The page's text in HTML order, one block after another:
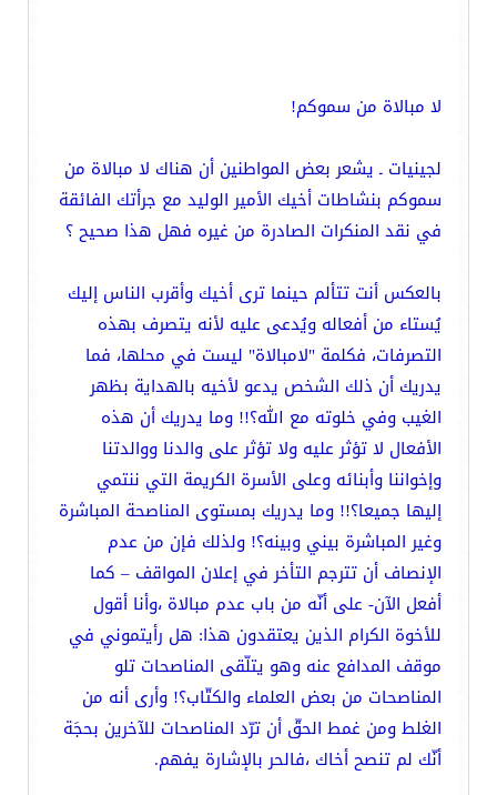
لا مبالاة من سموكم!
لجينيات ـ يشعر بعض المواطنين أن هناك لا مبالاة من
سموكم بنشاطات أخيك الأمير الوليد مع جرأتك الفائقة
في نقد المنكرات الصادرة من غيره فهل هذا صحيح ؟
بالعكس أنت تتألم حينما ترى أخيك وأقرب الناس إليك
يُستاء من أفعاله ويُدعى عليه لأنه يتصرف بهذه
التصرفات، فكلمة "لامبالاة" ليست في محلها، فما
يدريك أن ذلك الشخص يدعو لأخيه بالهداية بظهر
الغيب وفي خلوته مع الله؟!! وما يدريك أن هذه
الأفعال لا تؤثر عليه ولا تؤثر على والدنا ووالدتنا
وإخواننا وأبنائه وعلى الأسرة الكريمة التي ننتمي
إليها جميعا؟!! وما يدريك بمستوى المناصحة المباشرة
وغير المباشرة بيني وبينه؟! ولذلك فإن من عدم
الإنصاف أن تترجم التأخر في إعلان المواقف – كما
أفعل الآن- على أنّه من باب عدم مبالاة ،وأنا أقول
للأخوة الكرام الذين يعتقدون هذا: هل رأيتموني في
موقف المدافع عنه وهو يتلّقى المناصحات تلو
المناصحات من بعض العلماء والكتّاب؟! وأرى أنه من
الغلط ومن غمط الحقّ أن ترّد المناصحات للآخرين بحجَة
أنّك لم تنصح أخاك ،فالحر بالإشارة يفهم.